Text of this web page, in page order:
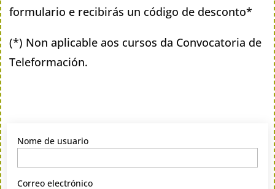
formulario e recibirás un código de desconto*
(*) Non aplicable aos cursos da Convocatoria de
Teleformación.
Nome de usuario
Correo electrónico